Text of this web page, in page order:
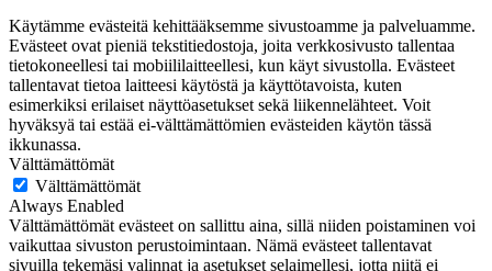
Käytämme evästeitä kehittääksemme sivustoamme ja palveluamme.
Evästeet ovat pieniä tekstitiedostoja, joita verkkosivusto tallentaa
tietokoneellesi tai mobiililaitteellesi, kun käyt sivustolla. Evästeet
tallentavat tietoa laitteesi käytöstä ja käyttötavoista, kuten
esimerkiksi erilaiset näyttöasetukset sekä liikennelähteet. Voit
hyväksyä tai estää ei-välttämättömien evästeiden käytön tässä
ikkunassa.
Välttämättömät
Välttämättömät
Always Enabled
Välttämättömät evästeet on sallittu aina, sillä niiden poistaminen voi
vaikuttaa sivuston perustoimintaan. Nämä evästeet tallentavat
sivuilla tekemäsi valinnat ja asetukset selaimellesi, jotta niitä ei